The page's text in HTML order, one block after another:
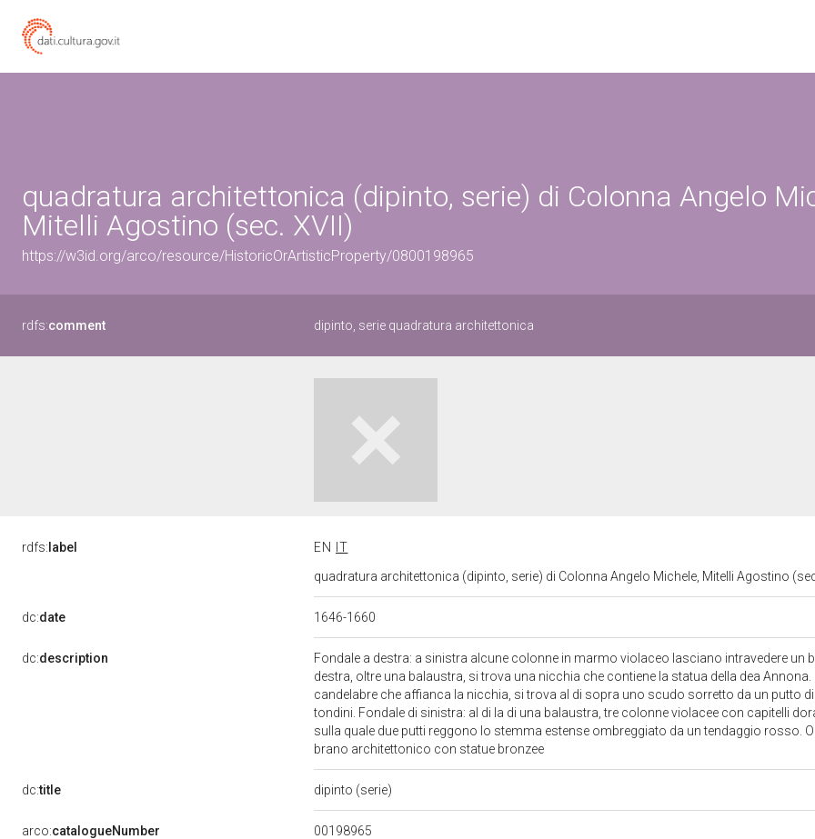
quadratura architettonica (dipinto, serie) di Colonna Angelo
Mitelli Agostino (sec. XVII)
https://w3id.org/arco/resource/HistoricOrArtisticProperty/0800198965
rdfs:comment dipinto, serie quadratura architettonica
rdfs: label EN
IT
quadratura architettonica (dipinto, serie) di Colonna Angelo Michele, Mitelli Agostino
dc:date 1646-1660
dc:description
Fondale a destra: a sinistra alcune colonne in marmo violaceo lasciano intravedere un
destra, oltre una balaustra, si trova una nicchia che contiene la statua della dea Annona.
candelabre che affianca la nicchia, si trova al di sopra uno scudo sorretto da un putto
tondini. Fondale di sinistra: al di la di una balaustra, tre colonne violacee con capitelli
sulla quale due putti reggono lo stemma estense ombreggiato da un tendaggio rosso.
brano architettonico con statue bronzee
dc:title dipinto (serie)
arco:catalogueNumber 00198965